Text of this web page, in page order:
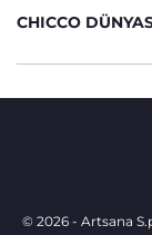
CHICCO
© 2026 - Artsana